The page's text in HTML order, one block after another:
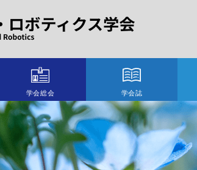
学会総会 学会誌